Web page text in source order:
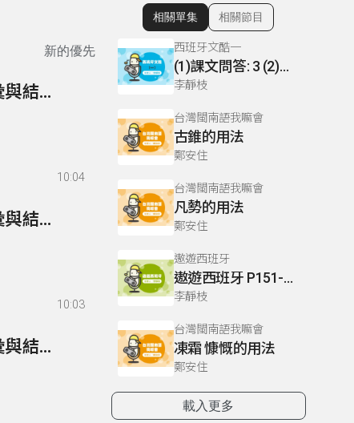
新的優先
110- 超級英語通-英檢篇 110 Multiple Choices/詞彙與結構-20
10:04
109- 超級英語通-英檢篇 109 Multiple Choices/詞彙與結構-19
10:03
108- 超級英語通-英檢篇 108 Multiple Choices/詞彙與結構-18
顯示相關單集
相關單集 相關節目
西班牙文酷一
(1)課文問答: 3 (2)課文帶讀: 1
李靜枝
台灣閩南語我嘛會
古錐的用法
鄭安住
台灣閩南語我嘛會
凡勢的用法
鄭安住
遨遊西班牙
遨遊西班牙 P151-152
李靜枝
台灣閩南語我嘛會
凍霜 慷慨的用法
鄭安住
載入更多